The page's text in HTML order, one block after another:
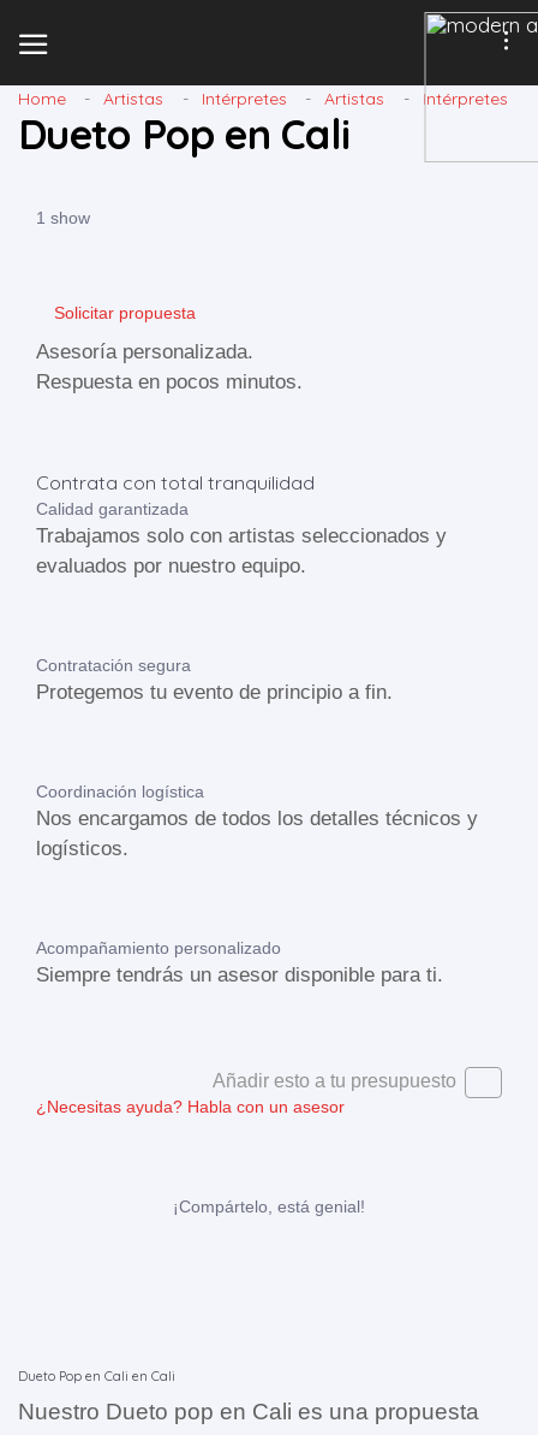
Home Artistas Intérpretes Artistas Intérpretes
Dueto Pop en Cali
1 show
Solicitar propuesta
Asesoría personalizada.
Respuesta en pocos minutos.
Contrata con total tranquilidad
Calidad garantizada
Trabajamos solo con artistas seleccionados y
evaluados por nuestro equipo.
Contratación segura
Protegemos tu evento de principio a fin.
Coordinación logística
Nos encargamos de todos los detalles técnicos y
logísticos.
Acompañamiento personalizado
Siempre tendrás un asesor disponible para ti.
Añadir esto a tu presupuesto
¿Necesitas ayuda? Habla con un asesor
¡Compártelo, está genial!
Dueto Pop en Cali en Cali
Nuestro Dueto pop en Cali es una propuesta